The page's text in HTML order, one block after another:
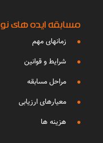
مسابقه ایده های نو
زمانهای مهم
شرایط و قوانین
مراحل مسابقه
معیارهای ارزیابی
هزینه ها